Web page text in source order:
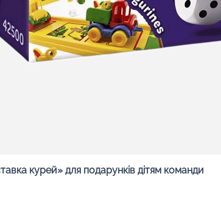
Швидкий
курей» для подарунків дітям команди